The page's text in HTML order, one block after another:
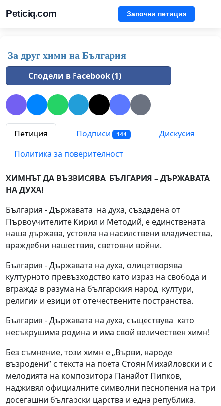
Peticiq.com Започни петиция
За друг химн на България
Сподели в Facebook (1)
Петиция Подписи 144
Дискусия
Политика за поверителност
ХИМНЪТ ДА ВЪЗВИСЯВА БЪЛГАРИЯ – ДЪРЖАВАТА
НА ДУХА!
България - Държавата на духа, създадена от
Първоучителите Кирил и Методий, е единствената
наша държава, устояла на насилствени владичества,
враждебни нашествия, световни войни.
България - Държавата на духа, олицетворява
културното превъзходство като израз на свобода и
вгражда в разума на българския народ култури,
религии и езици от отечествените постранства.
България - Държавата на духа, съществува като
несъкрушима родина и има свой величествен химн!
Без съмнение, този химн е „Върви, народе
възродени” с текста на поета Стоян Михайловски и с
мелодията на композитора Панайот Пипков,
надживял официалните символни песнопения на три
досегашни български царства и една република.